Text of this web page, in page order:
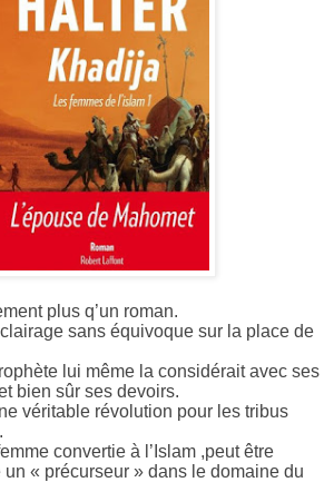
plus q’un roman.
sans équivoque sur la place de
lui même la considérait avec ses
bien sûr ses devoirs.
véritable révolution pour les tribus
convertie à l’Islam ,peut être
« précurseur » dans le domaine du